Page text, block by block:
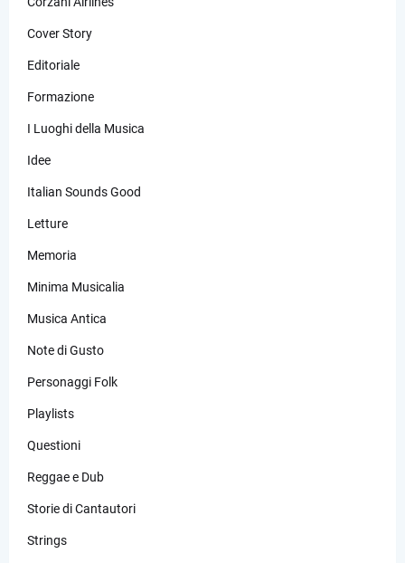
Cover Story
Editoriale
Formazione
I Luoghi della Musica
Idee
Italian Sounds Good
Letture
Memoria
Minima Musicalia
Musica Antica
Note di Gusto
Personaggi Folk
Playlists
Questioni
Reggae e Dub
Storie di Cantautori
Strings